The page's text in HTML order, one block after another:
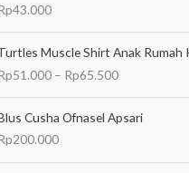
43.000
Muscle Shirt Anak Rumah
51.000 – Rp65.500
e
n
t
a
Cusha Ofnasel Apsari
200.000